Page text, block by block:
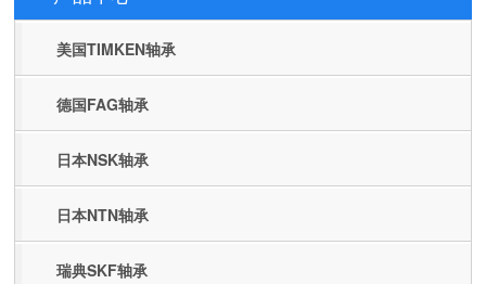
Products
美国TIMKEN轴承
德国FAG轴承
日本NSK轴承
日本NTN轴承
瑞典SKF轴承